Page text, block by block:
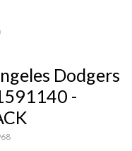
Dodgers
-